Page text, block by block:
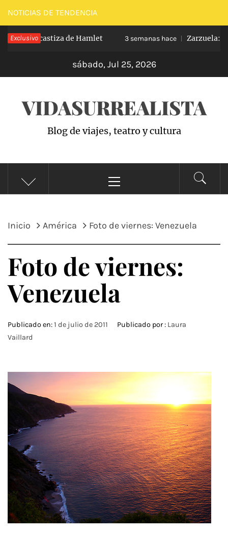
Saltar
al
contenido
NOTICIAS DE TENDENCIA
Exclusivo
versión castiza de Hamlet 3 semanas hace Zarzuela: el
sábado, Jul 25, 2026
VIDASURREALISTA
Blog de viajes, teatro y cultura
principal
Inicio América Foto de viernes: Venezuela
Foto de viernes:
Venezuela
Publicado en:1 de julio de 2011 Publicado por : Laura
Vaillard